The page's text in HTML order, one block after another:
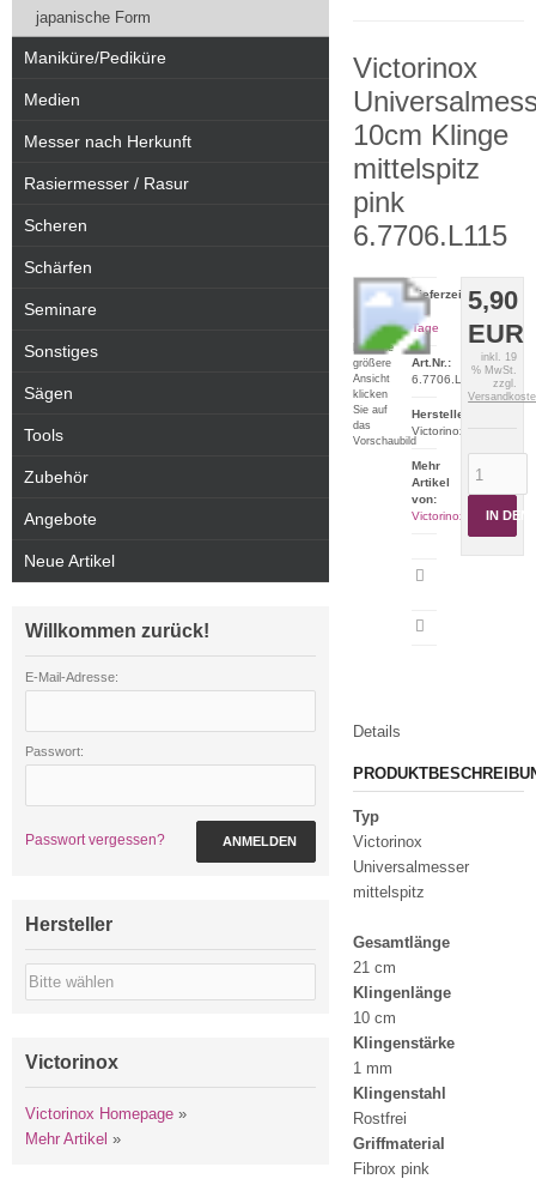
Victorinox
10cm Klinge
mittelspitz
pink
6.7706.L115
Für eine
größere
Ansicht
klicken
Sie auf
das
Vorschaubild
5,90
EUR
inkl. 19
% MwSt.
zzgl.
IN DEN
Lieferzeit:
2-5
Tage
Art.Nr.:
6.7706.L115
Hersteller:
Victorinox
Mehr
Artikel
von:
Victorinox
Details
Typ
Victorinox
Universalmesser
mittelspitz
Gesamtlänge
21 cm
Klingenlänge
10 cm
Klingenstärke
1 mm
Klingenstahl
Rostfrei
Griffmaterial
Fibrox pink
japanische Form
Maniküre/Pediküre
Medien
Messer nach Herkunft
Rasiermesser / Rasur
Scheren
Schärfen
Seminare
Sonstiges
Sägen
Tools
Zubehör
Angebote
Neue Artikel
Willkommen zurück!
E-Mail-Adresse:
Passwort:
Passwort vergessen? ANMELDEN
Hersteller
Victorinox
Victorinox Homepage »
Mehr Artikel »